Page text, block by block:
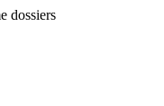
dossiers